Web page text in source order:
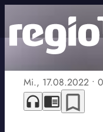
Mi., 17.08.2022 •
headphones chrome_reader_mode bookmark_border